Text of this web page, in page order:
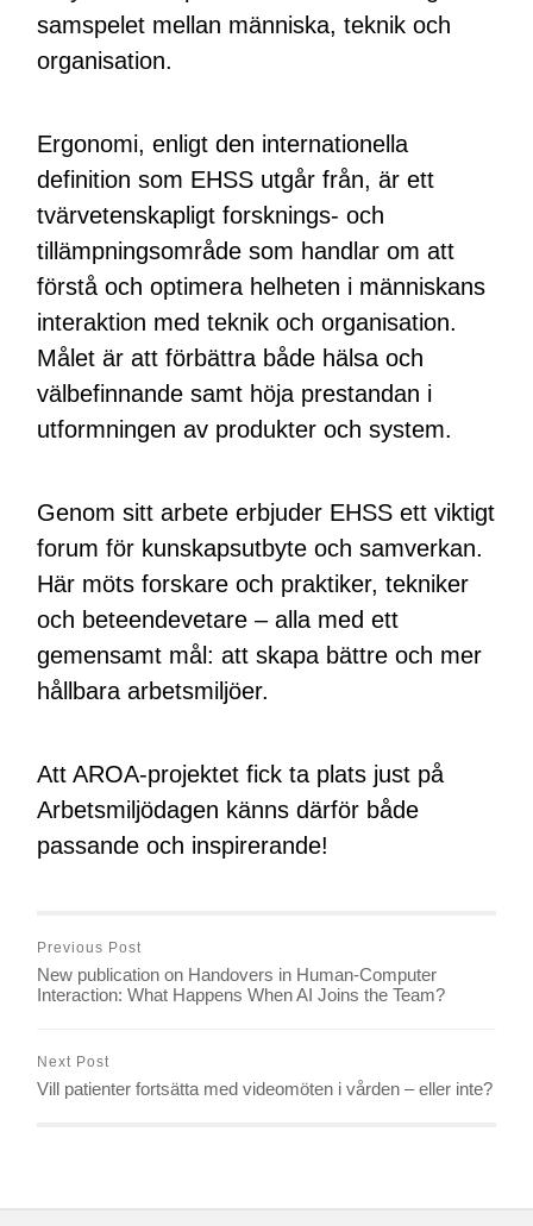
samspelet mellan människa, teknik och
organisation.
Ergonomi, enligt den internationella
definition som EHSS utgår från, är ett
tvärvetenskapligt forsknings- och
tillämpningsområde som handlar om att
förstå och optimera helheten i människans
interaktion med teknik och organisation.
Målet är att förbättra både hälsa och
välbefinnande samt höja prestandan i
utformningen av produkter och system.
Genom sitt arbete erbjuder EHSS ett viktigt
forum för kunskapsutbyte och samverkan.
Här möts forskare och praktiker, tekniker
och beteendevetare – alla med ett
gemensamt mål: att skapa bättre och mer
hållbara arbetsmiljöer.
Att AROA-projektet fick ta plats just på
Arbetsmiljödagen känns därför både
passande och inspirerande!
Previous Post
New publication on Handovers in Human-Computer
Interaction: What Happens When AI Joins the Team?
Next Post
Vill patienter fortsätta med videomöten i vården – eller inte?